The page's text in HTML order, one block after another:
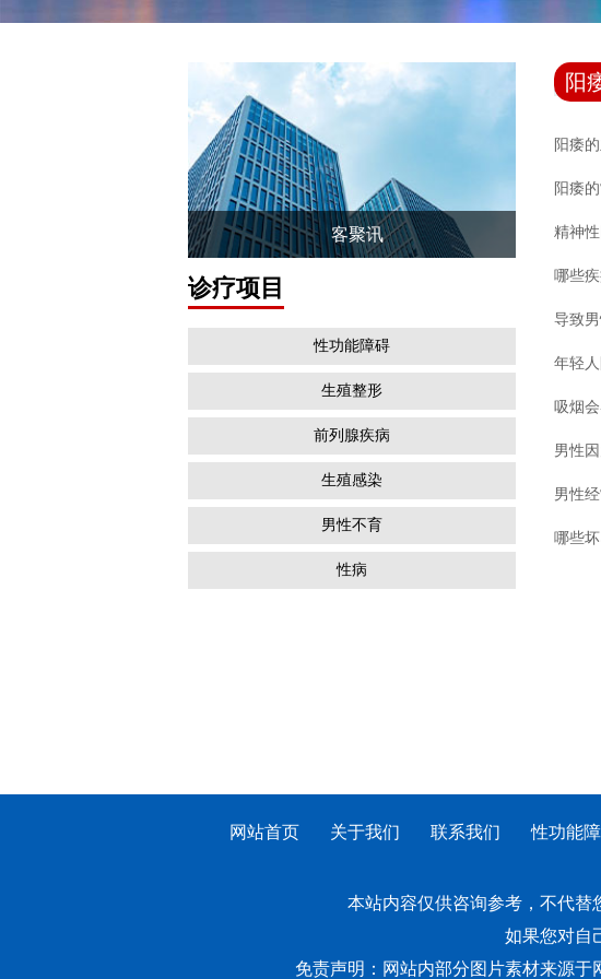
客聚讯
诊疗项目
性功能障碍
生殖整形
前列腺疾病
生殖感染
男性不育
性病
阳
阳痿
阳痿
精神
哪些
导致
年轻
吸烟
男性
男性
哪些
网站首页 关于我们 联系我们 性功能
本站内容仅供咨询参考，不代替
如果您对自
免责声明：网站内部分图片素材来源于